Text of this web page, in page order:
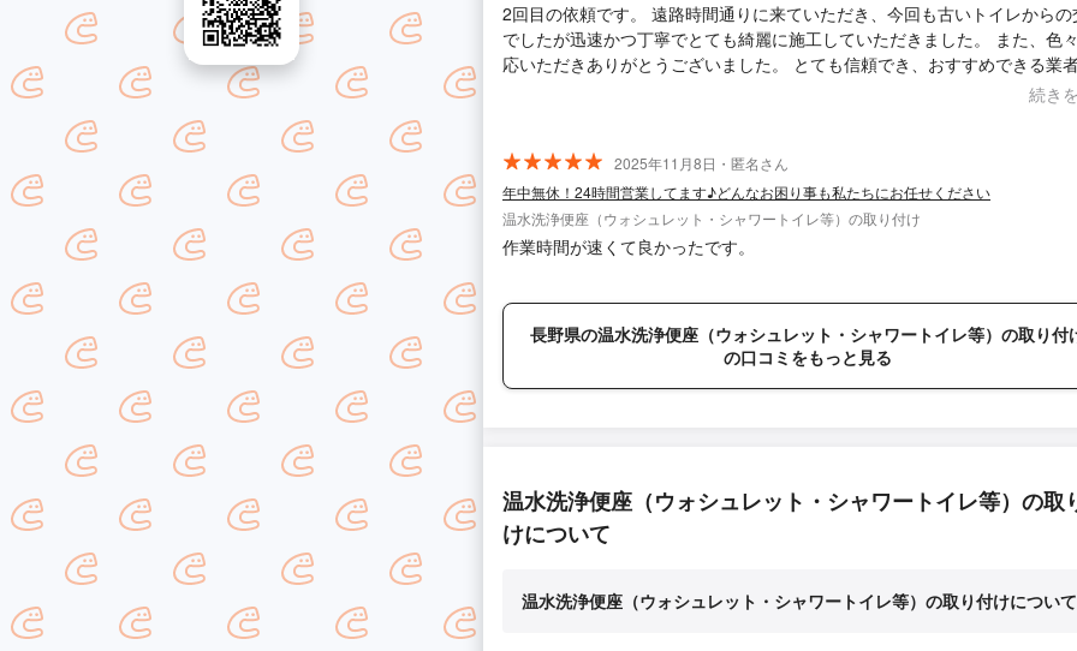
2回目の依頼です。 遠路時間通りに来ていただき、今回も古いトイレからの
でしたが迅速かつ丁寧でとても綺麗に施工していただきました。 また、色
応いただきありがとうございました。 とても信頼でき、おすすめできる業
続き
2025年11月8日・匿名さん
年中無休！24時間営業してます♪どんなお困り事も私たちにお任せください
温水洗浄便座（ウォシュレット・シャワートイレ等）の取り付け
作業時間が速くて良かったです。
長野県の温水洗浄便座（ウォシュレット・シャワートイレ等）の取り付
の口コミをもっと見る
温水洗浄便座（ウォシュレット・シャワートイレ等）の取
けについて
温水洗浄便座（ウォシュレット・シャワートイレ等）の取り付けについて